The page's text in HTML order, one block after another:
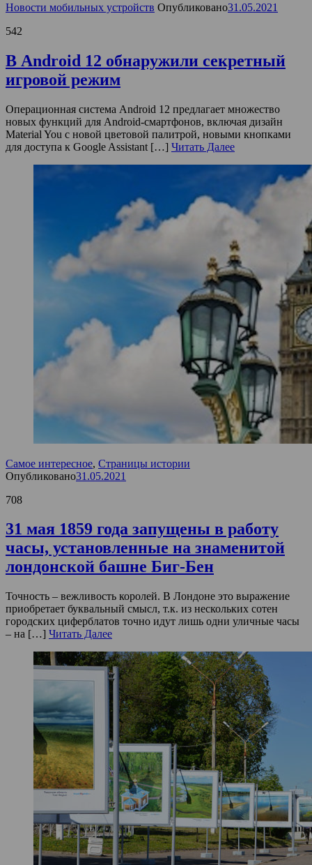
Новости мобильных устройств Опубликовано31.05.2021
542
В Android 12 обнаружили секретный
игровой режим
Операционная система Android 12 предлагает множество
новых функций для Android-смартфонов, включая дизайн
Material You с новой цветовой палитрой, новыми кнопками
для доступа к Google Assistant […] Читать Далее
Самое интересное, Страницы истории
Опубликовано31.05.2021
708
31 мая 1859 года запущены в работу
часы, установленные на знаменитой
лондонской башне Биг-Бен
Точность – вежливость королей. В Лондоне это выражение
приобретает буквальный смысл, т.к. из нескольких сотен
городских циферблатов точно идут лишь одни уличные часы
– на […] Читать Далее